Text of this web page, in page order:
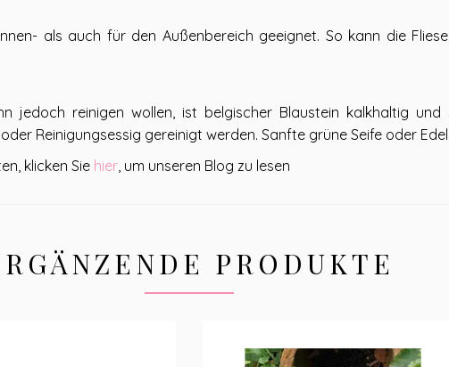
als auch für den Außenbereich geeignet. So kann die
jedoch reinigen wollen, ist belgischer Blaustein kalkhaltig
Reinigungsessig gereinigt werden. Sanfte grüne Seife oder
klicken Sie hier, um unseren Blog zu lesen
PRODUKTE